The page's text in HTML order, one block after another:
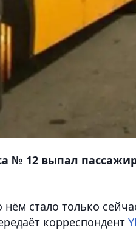
№ 12 выпал
стало только
корреспондент